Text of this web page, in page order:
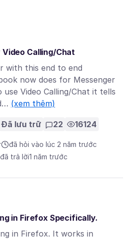
Calling/Chat
with this end to end
now does for Messenger
Video Calling/Chat it tells
(xem thêm)
Đã lưu trữ 22 16124
đã hỏi vào lúc 2 năm trước
đã trả lời1 năm trước
in Firefox Specifically.
in Firefox. It works in